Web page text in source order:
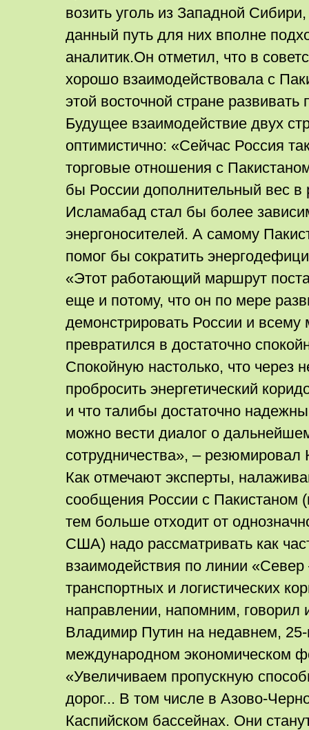
возить уголь из Западной
данный путь для них вполне
аналитик.Он отметил, что в
хорошо взаимодействовала с
этой восточной стране
Будущее взаимодействие двух
оптимистично: «Сейчас Россия
торговые отношения с
бы России дополнительный вес в
Исламабад стал бы более
энергоносителей. А самому
помог бы сократить
«Этот работающий маршрут
еще и потому, что он по мере
демонстрировать России и всему
превратился в достаточно
Спокойную настолько, что через
пробросить энергетический
и что талибы достаточно
можно вести диалог о
сотрудничества», – резюмировал
Как отмечают эксперты,
сообщения России с Пакистаном
тем больше отходит от
США) надо рассматривать как
взаимодействия по линии
транспортных и логистических
направлении, напомним, говорил
Владимир Путин на недавнем,
международном экономическом
«Увеличиваем пропускную
дорог... В том числе в Азово-
Каспийском бассейнах. Они